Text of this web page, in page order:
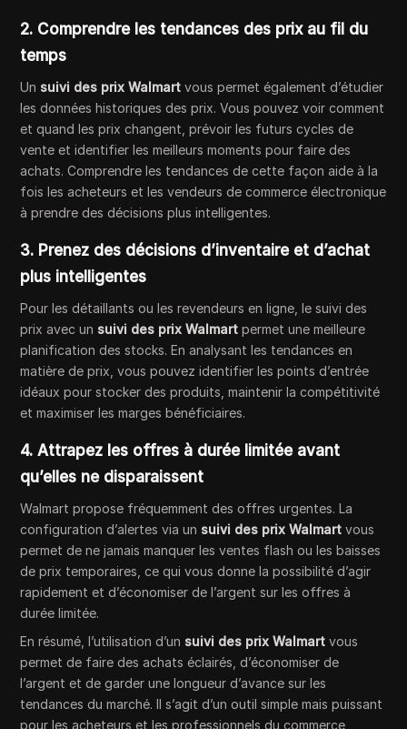
2. Comprendre les tendances des prix au fil du
temps
Un suivi des prix Walmart vous permet également d’étudier
les données historiques des prix. Vous pouvez voir comment
et quand les prix changent, prévoir les futurs cycles de
vente et identifier les meilleurs moments pour faire des
achats. Comprendre les tendances de cette façon aide à la
fois les acheteurs et les vendeurs de commerce électronique
à prendre des décisions plus intelligentes.
3. Prenez des décisions d’inventaire et d’achat
plus intelligentes
Pour les détaillants ou les revendeurs en ligne, le suivi des
prix avec un suivi des prix Walmart permet une meilleure
planification des stocks. En analysant les tendances en
matière de prix, vous pouvez identifier les points d’entrée
idéaux pour stocker des produits, maintenir la compétitivité
et maximiser les marges bénéficiaires.
4. Attrapez les offres à durée limitée avant
qu’elles ne disparaissent
Walmart propose fréquemment des offres urgentes. La
configuration d’alertes via un suivi des prix Walmart vous
permet de ne jamais manquer les ventes flash ou les baisses
de prix temporaires, ce qui vous donne la possibilité d’agir
rapidement et d’économiser de l’argent sur les offres à
durée limitée.
En résumé, l’utilisation d’un suivi des prix Walmart vous
permet de faire des achats éclairés, d’économiser de
l’argent et de garder une longueur d’avance sur les
tendances du marché. Il s’agit d’un outil simple mais puissant
pour les acheteurs et les professionnels du commerce